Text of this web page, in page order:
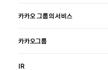
카카오 그룹의 서비스
카카오그룹
IR